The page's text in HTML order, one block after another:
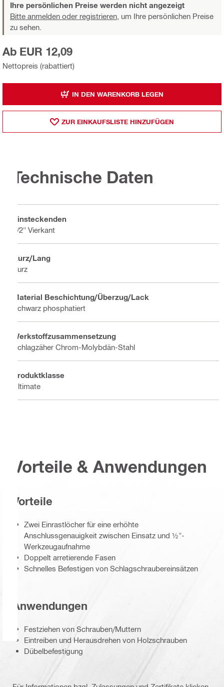
Ihre persönlichen Preise werden nicht angezeigt
Bitte anmelden oder registrieren, um Ihre persönlichen Preise
zu sehen.
Nettopreis (rabattiert)
Ab EUR 12,09
IN DEN WARENKORB LEGEN
ZUR EINKAUFSLISTE HINZUFÜGEN
Technische Daten
Einsteckenden
1/2" Vierkant
Kurz/Lang
Kurz
Material Beschichtung/Überzug/Lack
Schwarz phosphatiert
Werkstoffzusammensetzung
Schlagzäher Chrom-Molybdän-Stahl
Produktklasse
Ultimate
Vorteile & Anwendungen
Vorteile
Zwei Einrastlöcher für eine erhöhte
Anschlussgenauigkeit zwischen Einsatz und ½"-
Werkzeugaufnahme
Doppelt arretierende Fasen
Schnelles Befestigen von Schlagschraubereinsätzen
Anwendungen
Festziehen von Schrauben/Muttern
Eintreiben und Herausdrehen von Holzschrauben
Dübelbefestigung